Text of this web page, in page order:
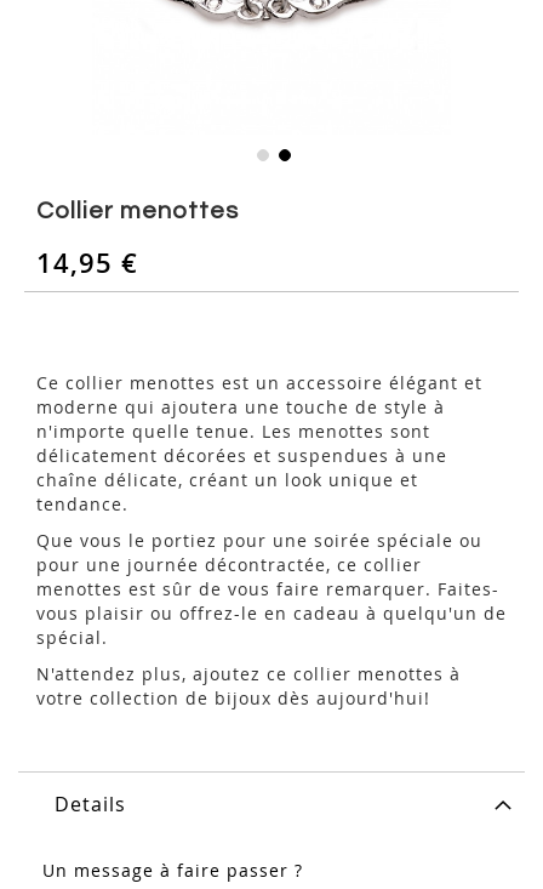
beginning
Collier menottes
14,95 €
Ce collier menottes est un accessoire élégant et
moderne qui ajoutera une touche de style à
n'importe quelle tenue. Les menottes sont
délicatement décorées et suspendues à une
chaîne délicate, créant un look unique et
tendance.
Que vous le portiez pour une soirée spéciale ou
pour une journée décontractée, ce collier
menottes est sûr de vous faire remarquer. Faites-
vous plaisir ou offrez-le en cadeau à quelqu'un de
spécial.
N'attendez plus, ajoutez ce collier menottes à
votre collection de bijoux dès aujourd'hui!
Details
Un message à faire passer ?